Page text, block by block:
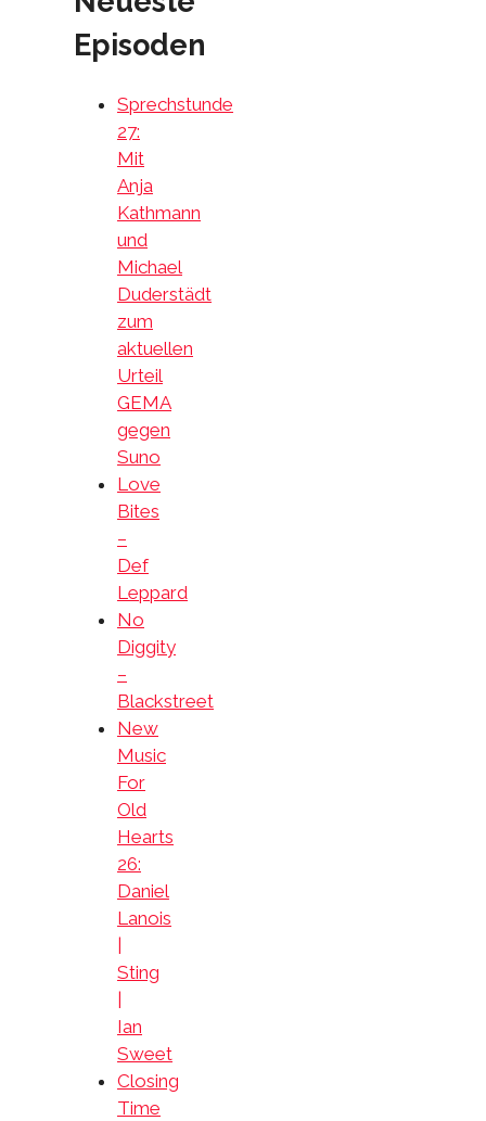
Episoden
Sprechstunde
27:
Mit
Anja
Kathmann
und
Michael
Duderstädt
zum
aktuellen
Urteil
GEMA
gegen
Suno
Love
Bites
–
Def
Leppard
No
Diggity
–
Blackstreet
New
Music
For
Old
Hearts
26:
Daniel
Lanois
Sting
Ian
Sweet
Closing
Time